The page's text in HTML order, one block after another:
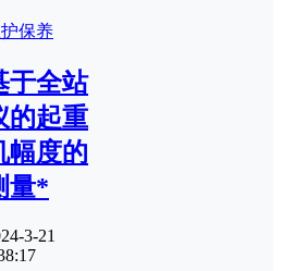
保养
于全站
的起重
幅度的
量*
3-21